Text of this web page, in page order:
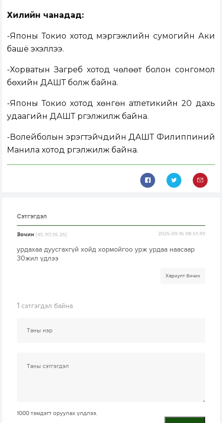
Хилийн чанадад:
-Японы Токио хотод мэргэжлийн сумогийн Аки
башё эхэллээ.
-Хорватын Загреб хотод чөлөөт болон сонгомол
бөхийн ДАШТ болж байна.
-Японы Токио хотод хөнгөн атлетикийн 20 дахь
удаагийн ДАШТ үргэлжилж байна.
-Волейболын эрэгтэйчүүдийн ДАШТ Филиппиний
Манила хотод үргэлжилж байна.
Сэтгэгдэл
Зочин[45.117.35.25] 2025-09-16 08:51:49
урдахаа дуусгахгүй хойд хормойгоо урж урдаа наасаар
30жил үдлээ
Хариулт бичих
1 сэтгэгдэл байна
1000 тэмдэгт оруулах үлдлээ.